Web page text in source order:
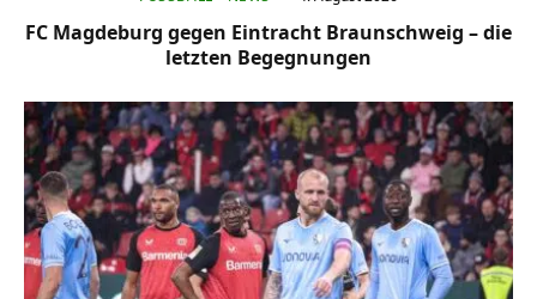
FC Magdeburg gegen Eintracht Braunschweig – die
letzten Begegnungen